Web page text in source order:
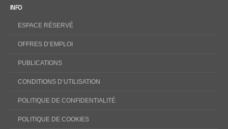
INFO
ESPACE RÉSERVÉ
OFFRES D’EMPLOI
PUBLICATIONS
CONDITIONS D’UTILISATION
POLITIQUE DE CONFIDENTIALITÉ
POLITIQUE DE COOKIES